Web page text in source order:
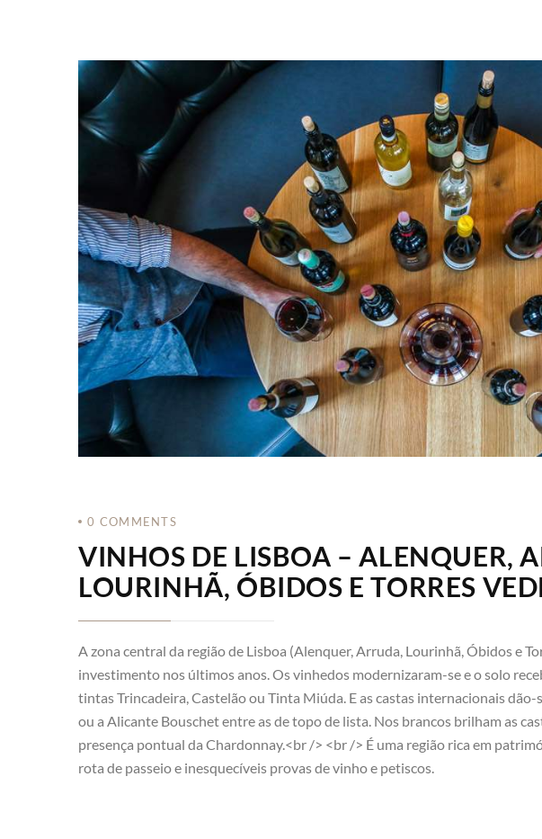
0 COMMENTS
VINHOS DE LISBOA – ALENQUER,
LOURINHÃ, ÓBIDOS E TORRES
A zona central da região de Lisboa (Alenquer, Arruda, Lourinhã, Óbidos e
investimento nos últimos anos. Os vinhedos modernizaram-se e o solo
tintas Trincadeira, Castelão ou Tinta Miúda. E as castas internacionais dão-
ou a Alicante Bouschet entre as de topo de lista. Nos brancos brilham as
presença pontual da Chardonnay.<br /> <br /> É uma região rica em
rota de passeio e inesquecíveis provas de vinho e petiscos.